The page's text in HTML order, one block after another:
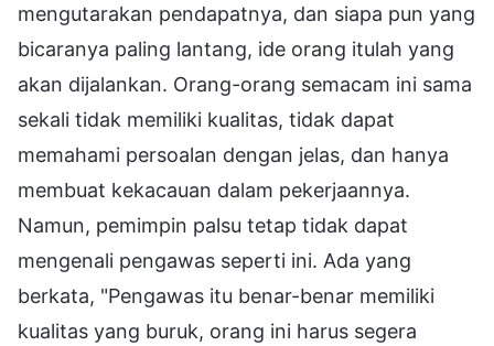
mengutarakan pendapatnya, dan siapa pun yang
bicaranya paling lantang, ide orang itulah yang
akan dijalankan. Orang-orang semacam ini sama
sekali tidak memiliki kualitas, tidak dapat
memahami persoalan dengan jelas, dan hanya
membuat kekacauan dalam pekerjaannya.
Namun, pemimpin palsu tetap tidak dapat
mengenali pengawas seperti ini. Ada yang
berkata, "Pengawas itu benar-benar memiliki
kualitas yang buruk, orang ini harus segera